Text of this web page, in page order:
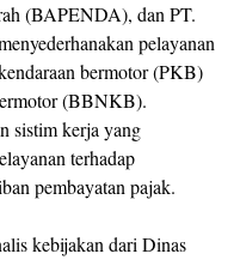
(BAPENDA), dan PT.
pelayanan
bermotor (PKB)
(BBNKB).
sistim kerja yang
terhadap
pembayatan pajak.
kebijakan dari Dinas